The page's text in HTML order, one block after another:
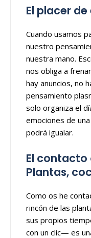
El placer
Cuando usamos
nuestro
nuestra mano.
nos obliga a
hay anuncios, no
pensamiento
solo organiza el
emociones de
podrá igualar.
El contacto
Plantas,
Como os he
rincón de las
sus propios
con un clic— es